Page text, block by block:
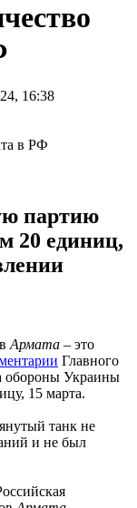
16:38
партию
20 единиц,
Армата – это
Главного
обороны Украины
15 марта.
танк не
и не был